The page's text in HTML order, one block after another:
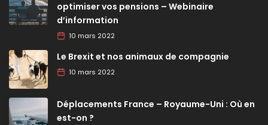
optimiser vos pensions – Webinaire
d’information
10 mars 2022
Le Brexit et nos animaux de compagnie
10 mars 2022
Déplacements France – Royaume-Uni : Où en
est-on ?